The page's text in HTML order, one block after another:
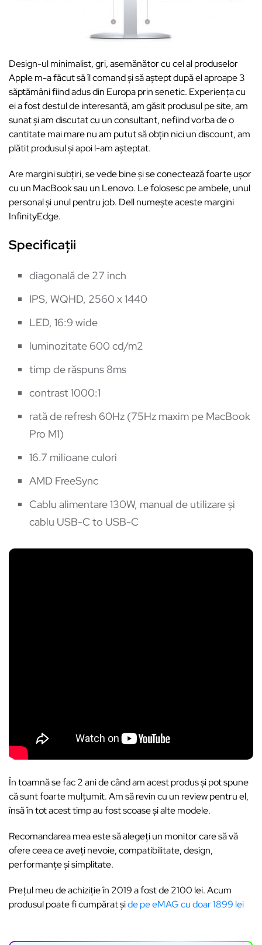
Design-ul minimalist, gri, asemănător cu cel al produselor
Apple m-a făcut să îl comand și să aștept după el aproape 3
săptămâni fiind adus din Europa prin senetic. Experiența cu
ei a fost destul de interesantă, am găsit produsul pe site, am
sunat și am discutat cu un consultant, nefiind vorba de o
cantitate mai mare nu am putut să obțin nici un discount, am
plătit produsul și apoi l-am așteptat.
Are margini subțiri, se vede bine și se conectează foarte ușor
cu un MacBook sau un Lenovo. Le folosesc pe ambele, unul
personal și unul pentru job. Dell numește aceste margini
InfinityEdge.
Specificații
diagonală de 27 inch
IPS, WQHD, 2560 x 1440
LED, 16:9 wide
luminozitate 600 cd/m2
timp de răspuns 8ms
contrast 1000:1
rată de refresh 60Hz (75Hz maxim pe MacBook
Pro M1)
16.7 milioane culori
AMD FreeSync
Cablu alimentare 130W, manual de utilizare și
cablu USB-C to USB-C
În toamnă se fac 2 ani de când am acest produs și pot spune
că sunt foarte mulțumit. Am să revin cu un review pentru el,
însă în tot acest timp au fost scoase și alte modele.
Recomandarea mea este să alegeți un monitor care să vă
ofere ceea ce aveți nevoie, compatibilitate, design,
performanțe și simplitate.
Prețul meu de achiziție în 2019 a fost de 2100 lei. Acum
produsul poate fi cumpărat șide pe eMAG cu doar 1899 lei